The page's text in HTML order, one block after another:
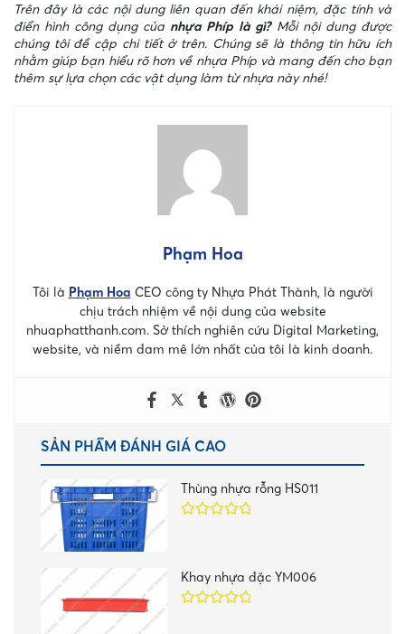
Trên đây là các nội dung liên quan đến khái niệm, đặc tính và
điển hình công dụng của nhựa Phíp là gì?Mỗi nội dung được
chúng tôi đề cập chi tiết ở trên. Chúng sẽ là thông tin hữu ích
nhằm giúp bạn hiểu rõ hơn về nhựa Phíp và mang đến cho bạn
thêm sự lựa chọn các vật dụng làm từ nhựa này nhé!
Phạm Hoa
Tôi là Phạm Hoa CEO công ty Nhựa Phát Thành, là người
chịu trách nhiệm về nội dung của website
nhuaphatthanh.com. Sở thích nghiên cứu Digital Marketing,
website, và niềm đam mê lớn nhất của tôi là kinh doanh.
SẢN PHẨM ĐÁNH GIÁ CAO
Thùng nhựa rỗng HS011
Khay nhựa đặc YM006